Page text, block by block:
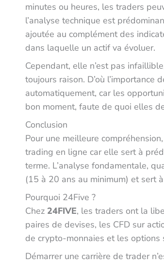
minutes ou heures, les traders
l’analyse technique est
ajoutée au complément des
dans laquelle un actif va évoluer.
Cependant, elle n’est pas
toujours raison. D’où
automatiquement, car les
bon moment, faute de quoi elles
Conclusion
Pour une meilleure
trading en ligne car elle sert à
terme. L’analyse fondamentale,
(15 à 20 ans au minimum) et sert
Pourquoi 24Five ?
Chez 24FIVE, les traders ont la
paires de devises, les CFD sur
de crypto-monnaies et les options
Démarrer une carrière de trader